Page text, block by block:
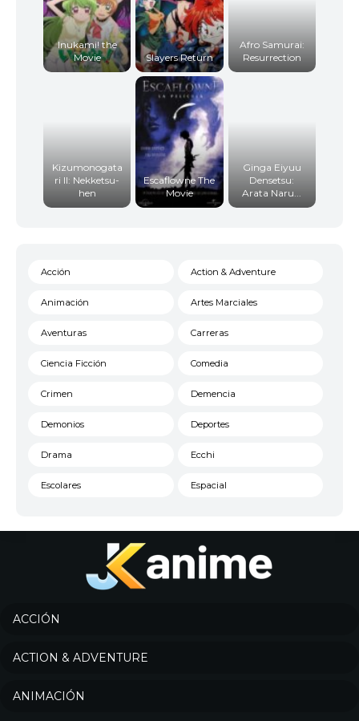
Inukami! the
Movie
Slayers Return
Afro Samurai:
Resurrection
Kizumonogata
ri II: Nekketsu-
hen
Escaflowne The
Movie
Ginga Eiyuu
Densetsu:
Arata Naru...
Acción Action & Adventure
Animación Artes Marciales
Aventuras Carreras
Ciencia Ficción Comedia
Crimen Demencia
Demonios Deportes
Drama Ecchi
Escolares Espacial
Historico
Josei
Música
ACCIÓN
ACTION & ADVENTURE
ANIMACIÓN